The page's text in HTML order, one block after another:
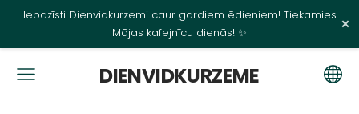
Iepazīsti Dienvidkurzemi caur gardiem ēdieniem! Tiekamies
Mājas kafejnīcu dienās! ✨
×
DIENVIDKURZEME